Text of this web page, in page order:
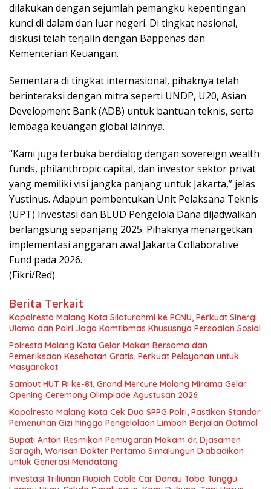
dilakukan dengan sejumlah pemangku kepentingan
kunci di dalam dan luar negeri. Di tingkat nasional,
diskusi telah terjalin dengan Bappenas dan
Kementerian Keuangan.
Sementara di tingkat internasional, pihaknya telah
berinteraksi dengan mitra seperti UNDP, U20, Asian
Development Bank (ADB) untuk bantuan teknis, serta
lembaga keuangan global lainnya.
“Kami juga terbuka berdialog dengan sovereign wealth
funds, philanthropic capital, dan investor sektor privat
yang memiliki visi jangka panjang untuk Jakarta,” jelas
Yustinus. Adapun pembentukan Unit Pelaksana Teknis
(UPT) Investasi dan BLUD Pengelola Dana dijadwalkan
berlangsung sepanjang 2025. Pihaknya menargetkan
implementasi anggaran awal Jakarta Collaborative
Fund pada 2026.
(Fikri/Red)
Berita Terkait
Kapolresta Malang Kota Silaturahmi ke PCNU, Perkuat Sinergi
Ulama dan Polri Jaga Kamtibmas Khususnya Persoalan Sosial
Polresta Malang Kota Gelar Makan Bersama dan
Pemeriksaan Kesehatan Gratis, Perkuat Pelayanan untuk
Masyarakat
Sambut HUT RI ke-81, Grand Mercure Malang Mirama Gelar
Opening Ceremony Olimpiade Agustusan 2026
Kapolresta Malang Kota Cek Dua SPPG Polri, Pastikan Standar
Pemenuhan Gizi hingga Pengelolaan Limbah Berjalan Optimal
Bupati Anton Resmikan Pemugaran Makam dr. Djasamen
Saragih, Warisan Dokter Pertama Simalungun Diabadikan
untuk Generasi Mendatang
Investasi Triliunan Rupiah Cable Car Danau Toba Tunggu